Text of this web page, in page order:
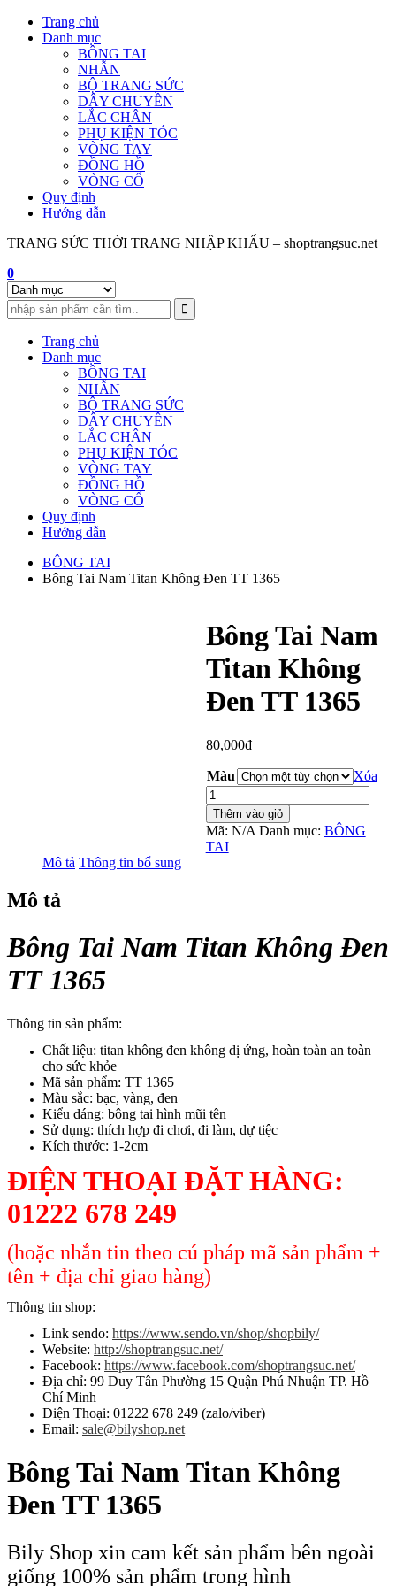
Skip
Trang chủ
Danh mục
BÔNG TAI
NHẪN
BỘ TRANG SỨC
DÂY CHUYỀN
LẮC CHÂN
PHỤ KIỆN TÓC
VÒNG TAY
ĐỒNG HỒ
VÒNG CỔ
Quy định
Hướng dẫn
TRANG SỨC THỜI TRANG NHẬP KHẨU – shoptrangsuc.net
0
Trang chủ
Danh mục
BÔNG TAI
NHẪN
BỘ TRANG SỨC
DÂY CHUYỀN
LẮC CHÂN
PHỤ KIỆN TÓC
VÒNG TAY
ĐỒNG HỒ
VÒNG CỔ
Quy định
Hướng dẫn
BÔNG TAI
Bông Tai Nam Titan Không Đen TT 1365
Bông Tai Nam
Titan Không
Đen TT 1365
80,000₫
Màu
Xóa
Bông
Tai
Nam
Titan
Không
lượng
Thêm vào giỏ
Mã: N/A Danh mục: BÔNG
TAI
Mô tả Thông tin bổ sung
Mô tả
Bông Tai Nam Titan Không Đen
TT 1365
Thông tin sản phẩm:
Chất liệu: titan không đen không dị ứng, hoàn toàn an toàn
cho sức khỏe
Mã sản phẩm: TT 1365
Màu sắc: bạc, vàng, đen
Kiểu dáng: bông tai hình mũi tên
Sử dụng: thích hợp đi chơi, đi làm, dự tiệc
Kích thước: 1-2cm
ĐIỆN THOẠI ĐẶT HÀNG:
01222 678 249
(hoặc nhắn tin theo cú pháp mã sản phẩm +
tên + địa chỉ giao hàng)
Thông tin shop:
Link sendo: https://www.sendo.vn/shop/shopbily/
Website: http://shoptrangsuc.net/
Facebook: https://www.facebook.com/shoptrangsuc.net/
Địa chỉ: 99 Duy Tân Phường 15 Quận Phú Nhuận TP. Hồ
Chí Minh
Điện Thoại: 01222 678 249 (zalo/viber)
Email: sale@bilyshop.net
Bông Tai Nam Titan Không
Đen TT 1365
Bily Shop xin cam kết sản phẩm bên ngoài
giống 100% sản phẩm trong hình